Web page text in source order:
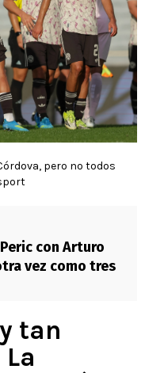
pero no todos
con Arturo
vez como tres
tan